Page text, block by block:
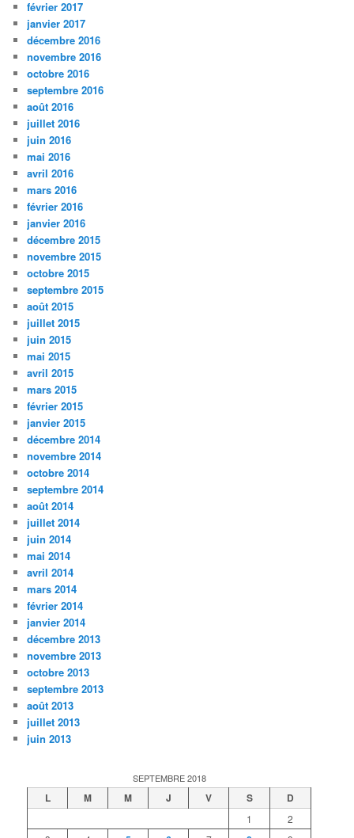
février 2017
janvier 2017
décembre 2016
novembre 2016
octobre 2016
septembre 2016
août 2016
juillet 2016
juin 2016
mai 2016
avril 2016
mars 2016
février 2016
janvier 2016
décembre 2015
novembre 2015
octobre 2015
septembre 2015
août 2015
juillet 2015
juin 2015
mai 2015
avril 2015
mars 2015
février 2015
janvier 2015
décembre 2014
novembre 2014
octobre 2014
septembre 2014
août 2014
juillet 2014
juin 2014
mai 2014
avril 2014
mars 2014
février 2014
janvier 2014
décembre 2013
novembre 2013
octobre 2013
septembre 2013
août 2013
juillet 2013
juin 2013
SEPTEMBRE 2018
L M M J V S D
1
2